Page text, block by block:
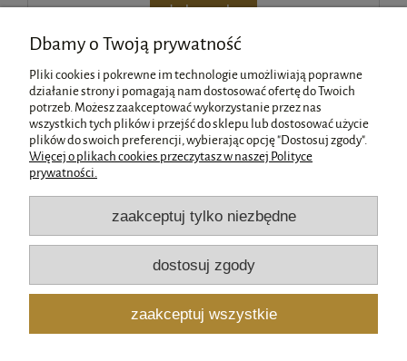
do koszyka
« 1 2 »
Pomoc
Płatności i dostawa
Informacje
O nas
Dbamy o Twoją prywatność
Pliki cookies i pokrewne im technologie umożliwiają poprawne
działanie strony i pomagają nam dostosować ofertę do Twoich
potrzeb. Możesz zaakceptować wykorzystanie przez nas
wszystkich tych plików i przejść do sklepu lub dostosować użycie
plików do swoich preferencji, wybierając opcję "Dostosuj zgody".
Więcej o plikach cookies przeczytasz w naszej Polityce
prywatności.
zaakceptuj tylko niezbędne
dostosuj zgody
zaakceptuj wszystkie